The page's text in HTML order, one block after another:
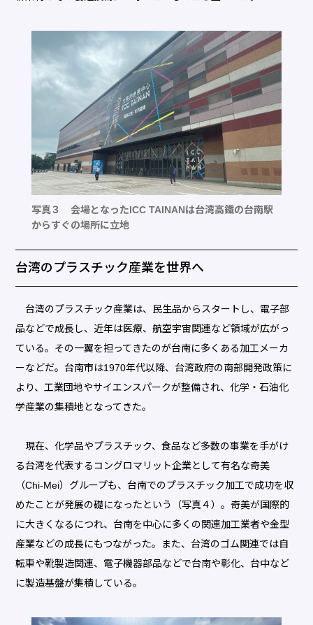
写真３ 会場となったICC TAINANは台湾高鐵の台南駅
からすぐの場所に立地
台湾のプラスチック産業を世界へ
台湾のプラスチック産業は、民生品からスタートし、電子部
品などで成長し、近年は医療、航空宇宙関連など領域が広がっ
ている。その一翼を担ってきたのが台南に多くある加工メーカ
ーなどだ。台南市は1970年代以降、台湾政府の南部開発政策に
より、工業団地やサイエンスパークが整備され、化学・石油化
学産業の集積地となってきた。
現在、化学品やプラスチック、食品など多数の事業を手がけ
る台湾を代表するコングロマリット企業として有名な奇美
（Chi-Mei）グループも、台南でのプラスチック加工で成功を収
めたことが発展の礎になったという（写真４）。奇美が国際的
に大きくなるにつれ、台南を中心に多くの関連加工業者や金型
産業などの成長にもつながった。また、台湾のゴム関連では自
転車や靴製造関連、電子機器部品などで台南や彰化、台中など
に製造基盤が集積している。